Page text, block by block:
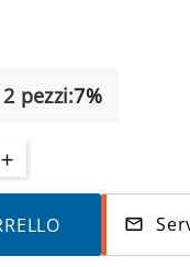
pezzi:7%
mail_outline